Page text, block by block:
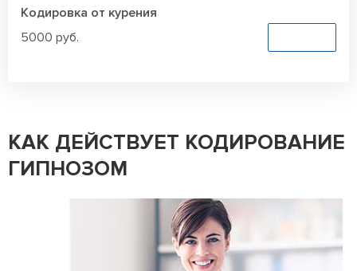
Кодировка от курения
5000 руб.
КАК ДЕЙСТВУЕТ КОДИРОВАНИЕ
ГИПНОЗОМ